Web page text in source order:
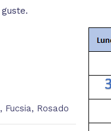
, Fucsia, Rosado